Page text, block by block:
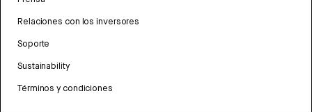
Relaciones con los inversores
Soporte
Sustainability
Términos y condiciones